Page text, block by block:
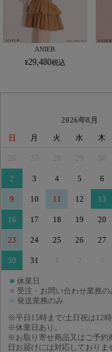
ANIER
29,480
2026年8月
日 月 火 水 木
29 30
2 3 4 5 6
9 10 11 12 13
16 17 18 19 20
23 24 25 26 27
30 31 3
■ 休業日
■ 受注・お問い合わせ業務の
■ 発送業務のみ
※平日15時まで/土日祝は12
※休業日あり。
※お取り寄せ商品又はご予約
日お届けには対応しておりま